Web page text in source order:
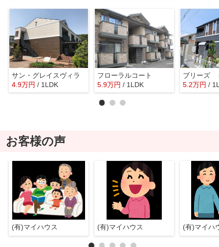
サン・グレイスヴィラ
4.9万円 / 1LDK
フローラルコート
5.9万円 / 1LDK
ブリーズ
5.2万円 /
お客様の声
(有)マイハウス (有)マイハウス (有)マイ